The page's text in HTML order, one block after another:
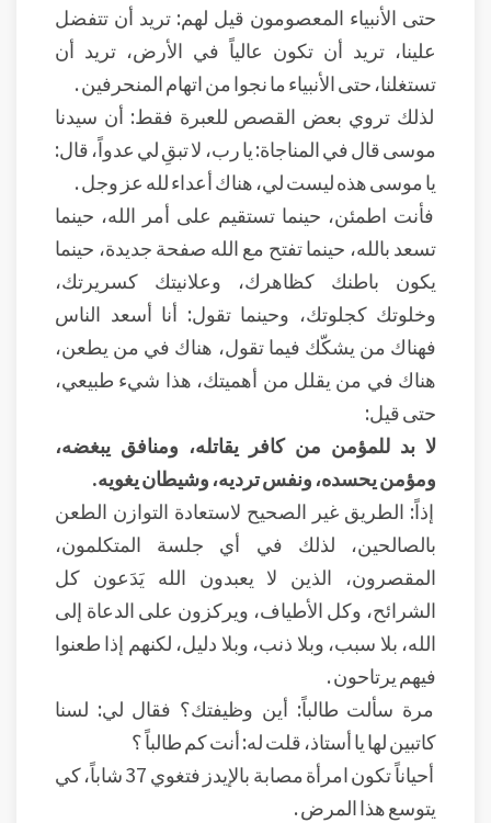
حتى الأنبياء المعصومون قيل لهم: تريد أن تتفضل
علينا، تريد أن تكون عالياً في الأرض، تريد أن
تستغلنا، حتى الأنبياء ما نجوا من اتهام المنحرفين .
لذلك تروي بعض القصص للعبرة فقط: أن سيدنا
موسى قال في المناجاة: يا رب، لا تبقِ لي عدواً، قال:
يا موسى هذه ليست لي، هناك أعداء لله عز وجل .
فأنت اطمئن، حينما تستقيم على أمر الله، حينما
تسعد بالله، حينما تفتح مع الله صفحة جديدة، حينما
يكون باطنك كظاهرك، وعلانيتك كسريرتك،
وخلوتك كجلوتك، وحينما تقول: أنا أسعد الناس
فهناك من يشكّك فيما تقول، هناك في من يطعن،
هناك في من يقلل من أهميتك، هذا شيء طبيعي،
حتى قيل:
لا بد للمؤمن من كافر يقاتله، ومنافق يبغضه،
ومؤمن يحسده، ونفس ترديه، وشيطان يغويه.
إذاً: الطريق غير الصحيح لاستعادة التوازن الطعن
بالصالحين، لذلك في أي جلسة المتكلمون،
المقصرون، الذين لا يعبدون الله يَدَعون كل
الشرائح، وكل الأطياف، ويركزون على الدعاة إلى
الله، بلا سبب، وبلا ذنب، وبلا دليل، لكنهم إذا طعنوا
فيهم يرتاحون .
مرة سألت طالباً: أين وظيفتك؟ فقال لي: لسنا
كاتبين لها يا أستاذ، قلت له: أنت كم طالباً ؟
أحياناً تكون امرأة مصابة بالإيدز فتغوي 37 شاباً، كي
يتوسع هذا المرض .